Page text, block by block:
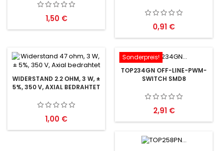
Preis
1,50 €
Preis
0,91 €
WIDERSTAND 2.2 OHM, 3 W, ±
5%, 350 V, AXIAL BEDRAHTET
Preis
1,00 €
Sonderpreis!
TOP234GN OFF-LINE-PWM-
SWITCH SMD8
Preis
2,91 €